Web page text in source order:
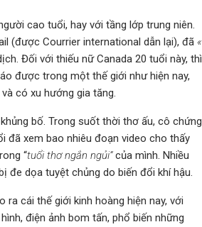
cao tuổi, hay với tầng lớp trung niên.
(được Courrier international dẫn lại), đã «
Đối với thiếu nữ Canada 20 tuổi này, thì
được trong một thế giới như hiện nay,
có xu hướng gia tăng.
bố. Trong suốt thời thơ ấu, cô chứng
đã xem bao nhiêu đoạn video cho thấy
“tuổi thơ ngắn ngủi”của mình. Nhiều
đe dọa tuyệt chủng do biến đổi khí hậu.
cái thế giới kinh hoàng hiện nay, với
điện ảnh bom tấn, phổ biến những